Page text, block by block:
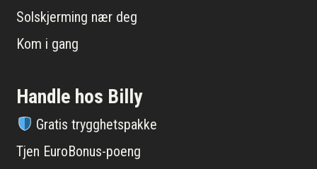
Solskjerming nær deg
Kom i gang
Handle hos Billy
Gratis trygghetspakke
Tjen EuroBonus-poeng